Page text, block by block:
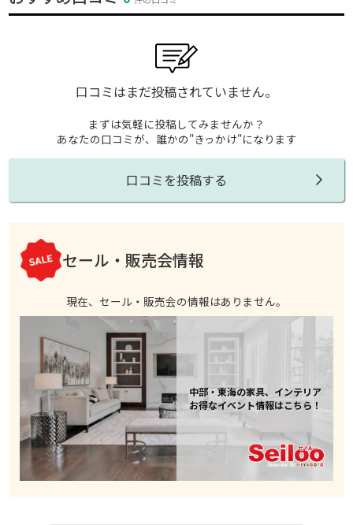
口コミはまだ投稿されていません。
まずは気軽に投稿してみませんか？
あなたの口コミが、誰かの"きっかけ"になります
口コミを投稿する
セール・販売会情報
現在、セール・販売会の情報はありません。
中部・東海の家具、インテリア
お得なイベント情報はこちら！